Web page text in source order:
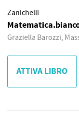
Zanichelli
Graziella Barozzi,
ATTIVA LIBRO